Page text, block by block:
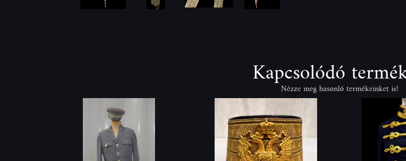
Kapcsolódó
Nézze meg hasonló termékeinket is!